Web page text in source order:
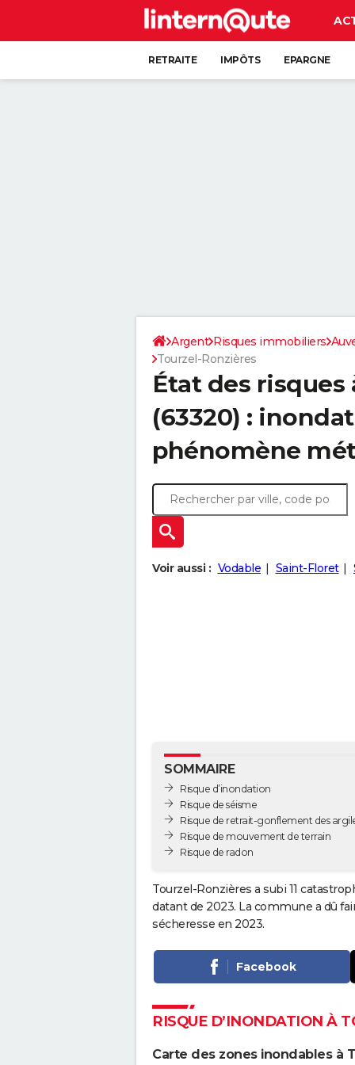
RETRAITE IMPÔTS EPARGNE
Argent Risques immobiliers
Tourzel-Ronzières
État des risques
(63320) :
phénomène
Voir aussi : Vodable Saint-Floret
SOMMAIRE
Risque d’inondation
Risque de séisme
Risque de retrait-gonflement des
Risque de mouvement de terrain
Risque de radon
Tourzel-Ronzières a subi 11
datant de 2023. La commune a dû
sécheresse en 2023.
Facebook
RISQUE D’INONDATION À
Carte des zones inondables à